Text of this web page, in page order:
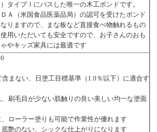
タイプⅠにパスした唯一の木工ボンドです。
ＤＡ（米国食品医薬品局）の認可を受けたボンド
りますので、まな板など直接食べ物触れるもの
用いただいても安全ですので、お子さんのおも
やキッズ家具には最適です
まない、日塗工目標基準（1.0％以下）に適合す
刷毛目が少ない肌触りの良い美しい均一な塗面
ローラー塗りも可能で作業性が優れます
艶のない、シックな仕上がりになります